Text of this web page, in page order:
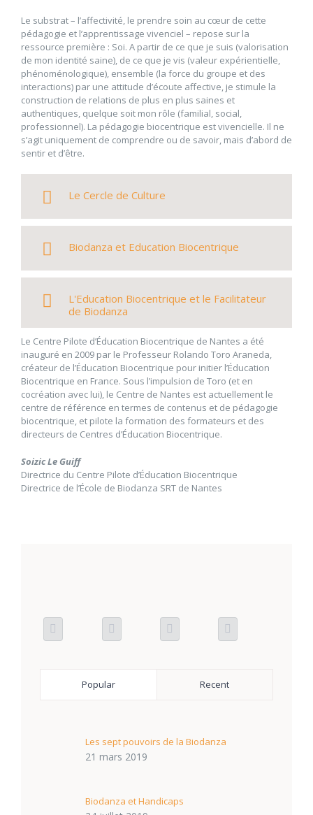
Le substrat – l’affectivité, le prendre soin au cœur de cette
pédagogie et l’apprentissage vivenciel – repose sur la
ressource première : Soi. A partir de ce que je suis (valorisation
de mon identité saine), de ce que je vis (valeur expérientielle,
phénoménologique), ensemble (la force du groupe et des
interactions) par une attitude d’écoute affective, je stimule la
construction de relations de plus en plus saines et
authentiques, quelque soit mon rôle (familial, social,
professionnel). La pédagogie biocentrique est vivencielle. Il ne
s’agit uniquement de comprendre ou de savoir, mais d’abord de
sentir et d’être.
Le Cercle de Culture
Biodanza et Education Biocentrique
L'Education Biocentrique et le Facilitateur
de Biodanza
Le Centre Pilote d’Éducation Biocentrique de Nantes a été
inauguré en 2009 par le Professeur Rolando Toro Araneda,
créateur de l’Éducation Biocentrique pour initier l’Éducation
Biocentrique en France. Sous l’impulsion de Toro (et en
cocréation avec lui), le Centre de Nantes est actuellement le
centre de référence en termes de contenus et de pédagogie
biocentrique, et pilote la formation des formateurs et des
directeurs de Centres d’Éducation Biocentrique.
Soizic Le Guiff
Directrice du Centre Pilote d’Éducation Biocentrique
Directrice de l’École de Biodanza SRT de Nantes
Popular Recent
Les sept pouvoirs de la Biodanza
21 mars 2019
Biodanza et Handicaps